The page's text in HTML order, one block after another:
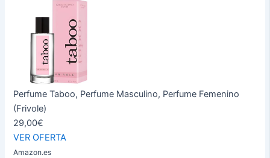
Perfume Taboo, Perfume Masculino, Perfume Femenino
(Frivole)
29,00€
VER OFERTA
Amazon.es